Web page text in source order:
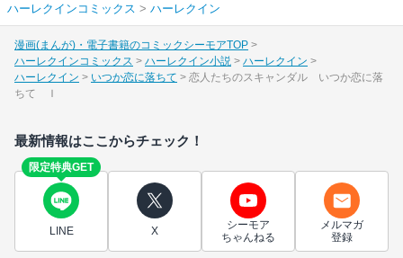
ハーレクインコミックス > ハーレクイン
漫画(まんが)・電子書籍のコミックシーモアTOP
ハーレクインコミックス
ハーレクイン小説
ハーレクイン
ハーレクイン
いつか恋に落ちて
恋人たちのスキャンダル いつか恋に落
ちて Ｉ
最新情報はここからチェック！
限定特典GET
LINE X
シーモア
ちゃんねる
メルマガ
登録